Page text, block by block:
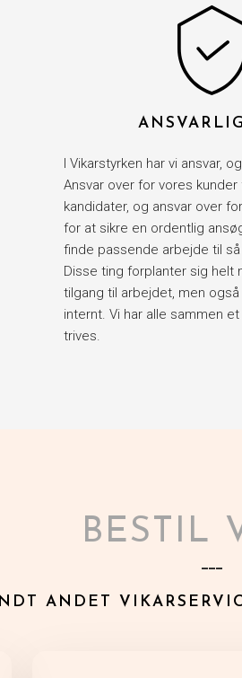
I Vikarstyrken har vi ansvar,
Ansvar over for vores
kandidater, og ansvar over
for at sikre en ordentlig
finde passende arbejde til
Disse ting forplanter sig helt
tilgang til arbejdet, men
internt. Vi har alle sammen
trives.​
BESTIL
ANDET